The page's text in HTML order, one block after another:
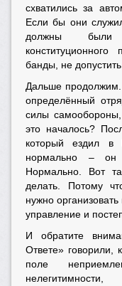
схватились за
Если бы они
должны были
банды, не
Дальше продолжим.
определённый
силы самообороны,
это началось?
который ездил в
нормально –
Нормально. Вот
делать. Потому
нужно
управление и
И обратите
Ответе» говорили,
поле